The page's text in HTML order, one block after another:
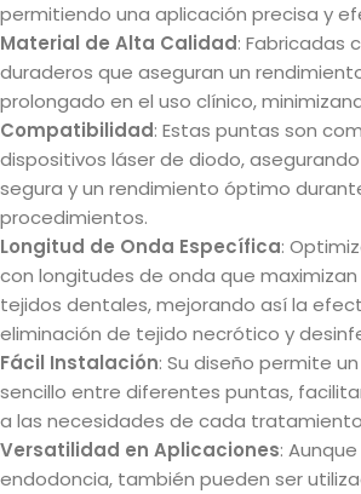
permitiendo una aplicación precisa y
Material de Alta Calidad: Fabricadas
duraderos que aseguran un
prolongado en el uso clínico,
Compatibilidad: Estas puntas son
dispositivos láser de diodo,
segura y un rendimiento óptimo
procedimientos.
Longitud de Onda Específica:
con longitudes de onda que
tejidos dentales, mejorando así la
eliminación de tejido necrótico y
Fácil Instalación: Su diseño permite
sencillo entre diferentes puntas,
a las necesidades de cada
Versatilidad en Aplicaciones:
endodoncia, también pueden ser